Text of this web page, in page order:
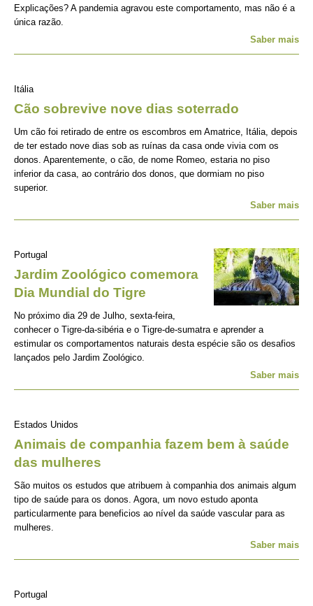
Explicações? A pandemia agravou este comportamento, mas não é a
única razão.
Saber mais
Itália
Cão sobrevive nove dias soterrado
Um cão foi retirado de entre os escombros em Amatrice, Itália, depois
de ter estado nove dias sob as ruínas da casa onde vivia com os
donos. Aparentemente, o cão, de nome Romeo, estaria no piso
inferior da casa, ao contrário dos donos, que dormiam no piso
superior.
Saber mais
Portugal
Jardim Zoológico comemora
Dia Mundial do Tigre
No próximo dia 29 de Julho, sexta-feira,
conhecer o Tigre-da-sibéria e o Tigre-de-sumatra e aprender a
estimular os comportamentos naturais desta espécie são os desafios
lançados pelo Jardim Zoológico.
Saber mais
Estados Unidos
Animais de companhia fazem bem à saúde
das mulheres
São muitos os estudos que atribuem à companhia dos animais algum
tipo de saúde para os donos. Agora, um novo estudo aponta
particularmente para beneficios ao nível da saúde vascular para as
mulheres.
Saber mais
Portugal